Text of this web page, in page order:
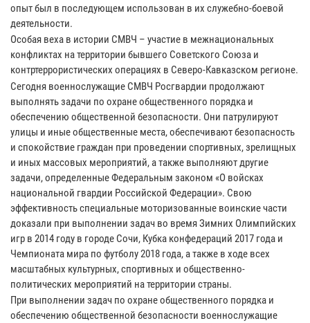
опыт был в последующем использован в их служебно-боевой
деятельности.
Особая веха в истории СМВЧ – участие в межнациональных
конфликтах на территории бывшего Советского Союза и
контртеррористических операциях в Северо-Кавказском регионе.
Сегодня военнослужащие СМВЧ Росгвардии продолжают
выполнять задачи по охране общественного порядка и
обеспечению общественной безопасности. Они патрулируют
улицы и иные общественные места, обеспечивают безопасность
и спокойствие граждан при проведении спортивных, зрелищных
и иных массовых мероприятий, а также выполняют другие
задачи, определенные Федеральным законом «О войсках
национальной гвардии Российской Федерации». Свою
эффективность специальные моторизованные воинские части
доказали при выполнении задач во время Зимних Олимпийских
игр в 2014 году в городе Сочи, Кубка конфедераций 2017 года и
Чемпионата мира по футболу 2018 года, а также в ходе всех
масштабных культурных, спортивных и общественно-
политических мероприятий на территории страны.
При выполнении задач по охране общественного порядка и
обеспечению общественной безопасности военнослужащие